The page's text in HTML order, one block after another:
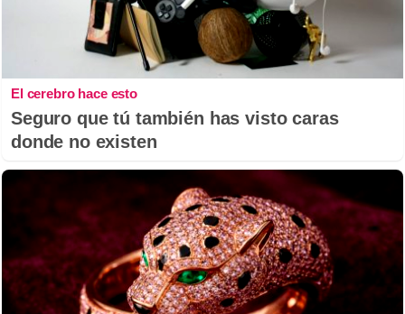
El cerebro hace esto
Seguro que tú también has visto caras
donde no existen